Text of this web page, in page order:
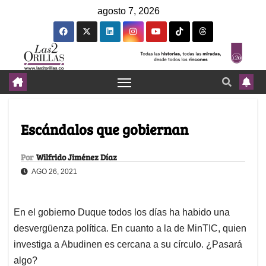
agosto 7, 2026
Escándalos que gobiernan
Por Wilfrido Jiménez Díaz
AGO 26, 2021
En el gobierno Duque todos los días ha habido una
desvergüenza política. En cuanto a la de MinTIC, quien
investiga a Abudinen es cercana a su círculo. ¿Pasará
algo?